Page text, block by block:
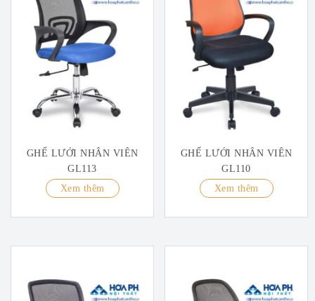
GHẾ LƯỚI NHÂN VIÊN
GL113
Xem thêm
GHẾ LƯỚI NHÂN VIÊN
GL110
Xem thêm